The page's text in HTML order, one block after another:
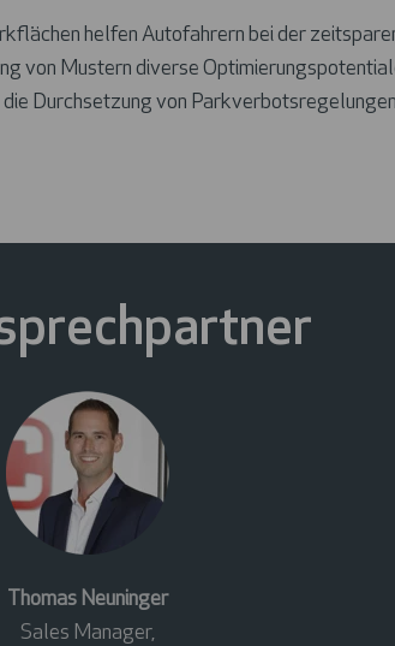
helfen Autofahrern bei der
von Mustern diverse
Durchsetzung von
Thomas Neuninger
Sales Manager,